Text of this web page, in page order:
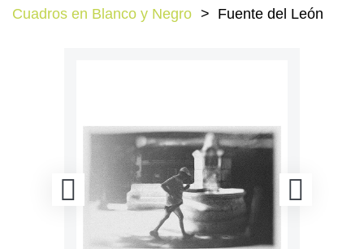
Cuadros en Blanco y Negro
Fuente del León